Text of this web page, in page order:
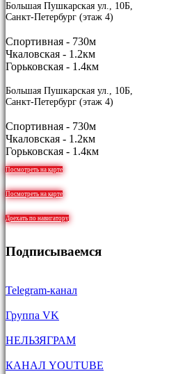
Большая Пушкарская ул., 10Б,
Санкт-Петербург (этаж 4)
Спортивная - 730м
Чкаловская - 1.2км
Горьковская - 1.4км
Большая Пушкарская ул., 10Б,
Санкт-Петербург (этаж 4)
Спортивная - 730м
Чкаловская - 1.2км
Горьковская - 1.4км
Посмотреть на карте
Посмотреть на карте
Доехать по навигатору
Подписываемся
Telegram-канал
Группа VK
НЕЛЬЗЯГРАМ
КАНАЛ YOUTUBE